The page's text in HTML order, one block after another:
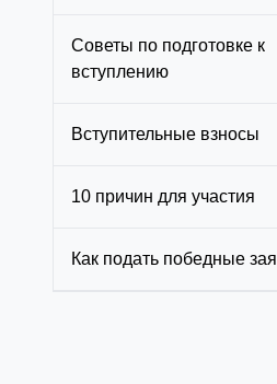
Советы по подготовке к
вступлению
Вступительные взносы
10 причин для участия
Как подать победные